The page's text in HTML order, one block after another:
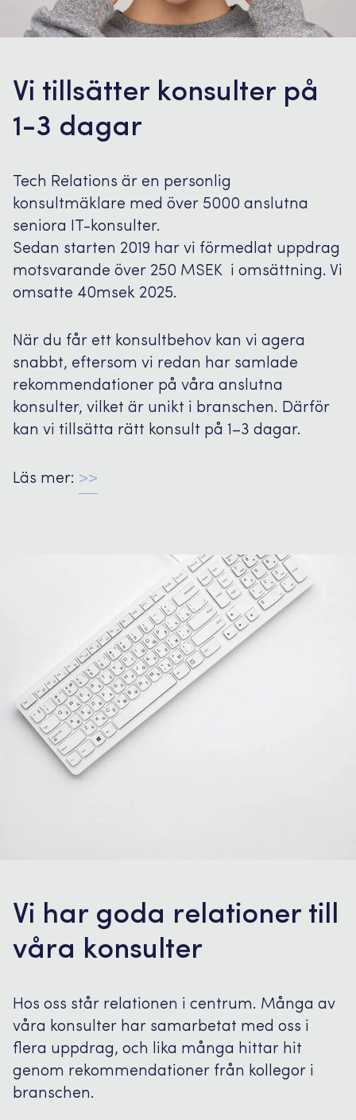
Vi tillsätter konsulter på
1-3 dagar
Tech Relations är en personlig
konsultmäklare med över 5000 anslutna
seniora IT-konsulter.
Sedan starten 2019 har vi förmedlat uppdrag
motsvarande över 250 MSEK i omsättning. Vi
omsatte 40msek 2025.
När du får ett konsultbehov kan vi agera
snabbt, eftersom vi redan har samlade
rekommendationer på våra anslutna
konsulter, vilket är unikt i branschen. Därför
kan vi tillsätta rätt konsult på 1–3 dagar.
Läs mer: >>
Vi har goda relationer till
våra konsulter
Hos oss står relationen i centrum. Många av
våra konsulter har samarbetat med oss i
flera uppdrag, och lika många hittar hit
genom rekommendationer från kollegor i
branschen.